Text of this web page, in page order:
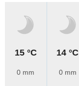
15 °C
0 mm
14 °C
0 mm